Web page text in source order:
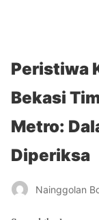
Peristiwa
Bekasi
Metro:
Diperiksa
Nainggolan